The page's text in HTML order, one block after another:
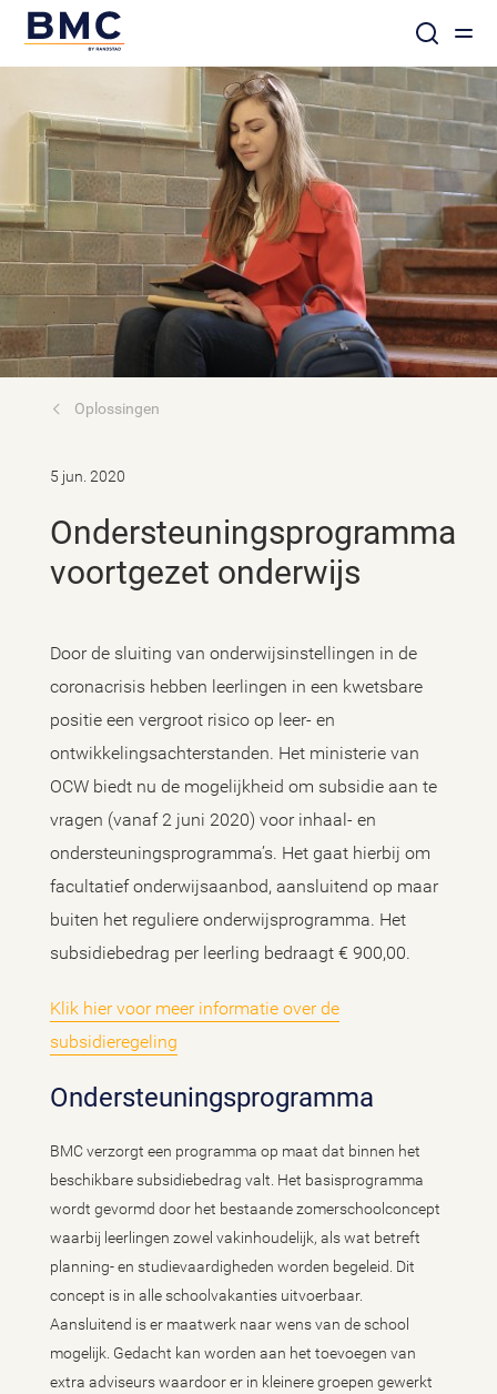
Oplossingen
5 jun. 2020
Ondersteuningsprogramma
voortgezet onderwijs
Door de sluiting van onderwijsinstellingen in de
coronacrisis hebben leerlingen in een kwetsbare
positie een vergroot risico op leer- en
ontwikkelingsachterstanden. Het ministerie van
OCW biedt nu de mogelijkheid om subsidie aan te
vragen (vanaf 2 juni 2020) voor inhaal- en
ondersteuningsprogramma’s. Het gaat hierbij om
facultatief onderwijsaanbod, aansluitend op maar
buiten het reguliere onderwijsprogramma. Het
subsidiebedrag per leerling bedraagt € 900,00.
Klik hier voor meer informatie over de
subsidieregeling
Ondersteuningsprogramma
BMC verzorgt een programma op maat dat binnen het
beschikbare subsidiebedrag valt. Het basisprogramma
wordt gevormd door het bestaande zomerschoolconcept
waarbij leerlingen zowel vakinhoudelijk, als wat betreft
planning- en studievaardigheden worden begeleid. Dit
concept is in alle schoolvakanties uitvoerbaar.
Aansluitend is er maatwerk naar wens van de school
mogelijk. Gedacht kan worden aan het toevoegen van
extra adviseurs waardoor er in kleinere groepen gewerkt